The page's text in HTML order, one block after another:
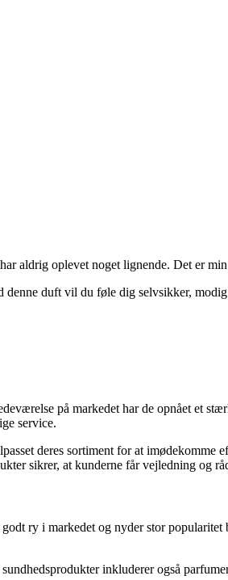
aldrig oplevet noget lignende. Det er
duft vil du føle dig selvsikker,
på markedet har de opnået et
service.
deres sortiment for at imødekomme
sikrer, at kunderne får vejledning og
ry i markedet og nyder stor
inkluderer også